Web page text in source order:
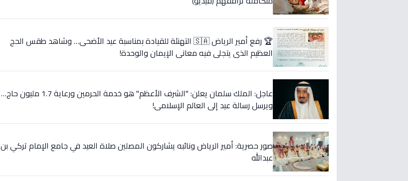
🏆 رفع أمير الرياض 🇸🇦 التهنئة للقيادة بمناسبة عيد الأضحى… وشاهد طقس الحج
العظيم الذي يتجلى فيه معاني الإيمان والوحدة!
عاجل: الملك سلمان يعلن: "الشرف الأعظم" هو خدمة الحرمين ورعاية 1.7 مليون حاج…
ويرسل رسالة عيد إلى العالم الإسلامي!
صور حصرية: أمير الرياض ونائبه يشاركون المصلين صلاة العيد في جامع الإمام تركي بن
عبدالله